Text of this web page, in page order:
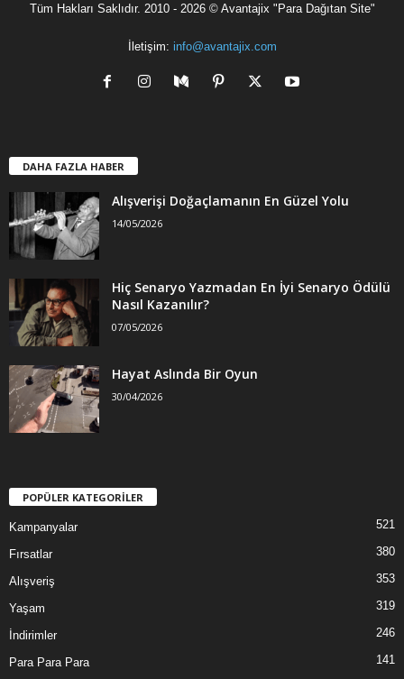
Tüm Hakları Saklıdır. 2010 - 2026 © Avantajix "Para Dağıtan Site"
İletişim: info@avantajix.com
DAHA FAZLA HABER
Alışverişi Doğaçlamanın En Güzel Yolu
14/05/2026
Hiç Senaryo Yazmadan En İyi Senaryo Ödülü
Nasıl Kazanılır?
07/05/2026
Hayat Aslında Bir Oyun
30/04/2026
POPÜLER KATEGORİLER
Kampanyalar 521
Fırsatlar 380
Alışveriş 353
Yaşam 319
İndirimler 246
Para Para Para 141